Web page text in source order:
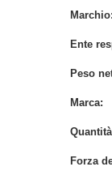
Marchio
Ente
Peso
Marca
Forza